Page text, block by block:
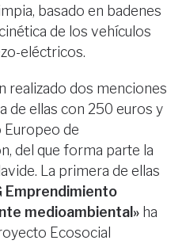
basado en badenes
de los vehículos
eléctricos.
realizado dos menciones
de ellas con 250 euros y
de
del que forma parte la
La primera de ellas
Emprendimiento
medioambiental» ha
Ecosocial